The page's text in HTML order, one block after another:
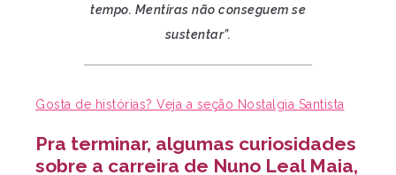
tempo. Mentiras não conseguem se
sustentar”.
Gosta de histórias? Veja a seção Nostalgia Santista
Pra terminar, algumas curiosidades
sobre a carreira de Nuno Leal Maia,